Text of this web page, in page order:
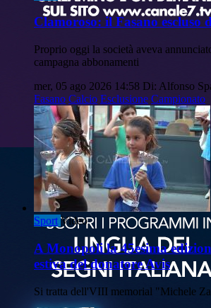
Clamoroso: il Fasano escluso
Proprio oggi la società aveva
campagna abbonamenti
mer, 05 ago 2026 14:58 Di: Alfonso
Fasano Calcio Esclusione Campionato
Sport Video
A Monopoli la 45esima
estiva del donatore Avis
Si tratta dell'VIII memorial "Michele